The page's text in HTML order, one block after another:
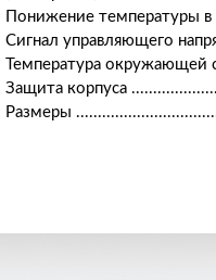
Понижение температуры
Сигнал управляющего
Температура окружающей
Защита корпуса
Размеры